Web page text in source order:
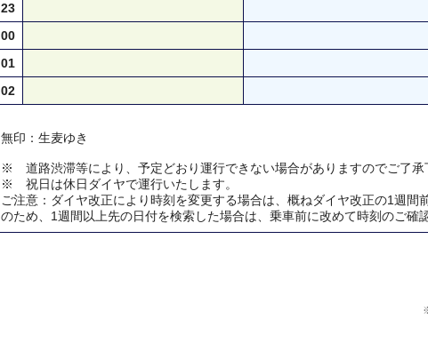
23
00
01
02
無印：生麦ゆき
※ 道路渋滞等により、予定どおり運行できない場合がありますのでご了承
※ 祝日は休日ダイヤで運行いたします。
ご注意：ダイヤ改正により時刻を変更する場合は、概ねダイヤ改正の1週間
のため、1週間以上先の日付を検索した場合は、乗車前に改めて時刻のご確